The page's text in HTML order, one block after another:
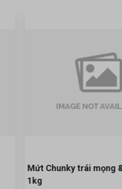
Mứt Chunky trái mọng
1kg